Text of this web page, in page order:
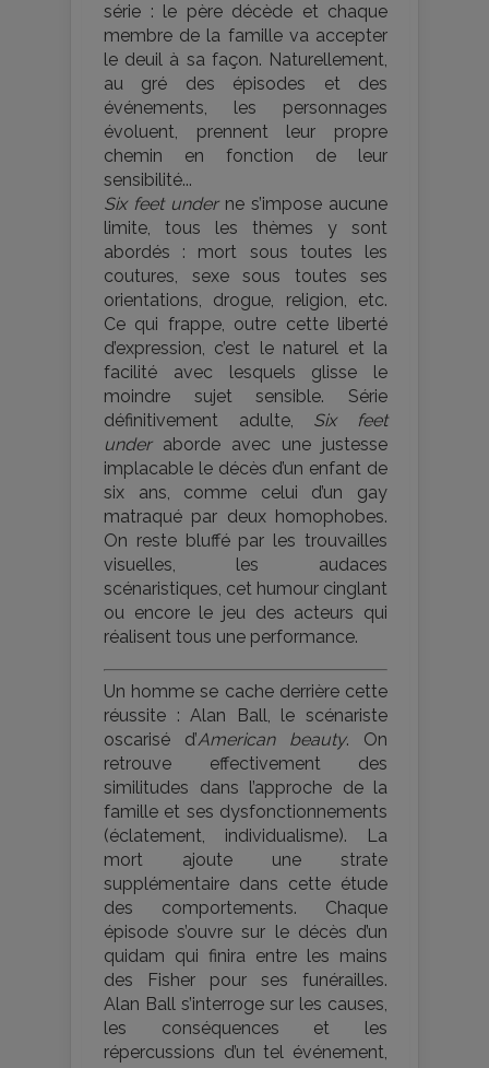
série : le père décède et chaque
membre de la famille va accepter
le deuil à sa façon. Naturellement,
au gré des épisodes et des
événements, les personnages
évoluent, prennent leur propre
chemin en fonction de leur
sensibilité...
Six feet underne s’impose aucune
limite, tous les thèmes y sont
abordés : mort sous toutes les
coutures, sexe sous toutes ses
orientations, drogue, religion, etc.
Ce qui frappe, outre cette liberté
d’expression, c’est le naturel et la
facilité avec lesquels glisse le
moindre sujet sensible. Série
définitivement adulte, Six feet
underaborde avec une justesse
implacable le décès d’un enfant de
six ans, comme celui d’un gay
matraqué par deux homophobes.
On reste bluffé par les trouvailles
visuelles, les audaces
scénaristiques, cet humour cinglant
ou encore le jeu des acteurs qui
réalisent tous une performance.
Un homme se cache derrière cette
réussite : Alan Ball, le scénariste
oscarisé d’American beauty. On
retrouve effectivement des
similitudes dans l’approche de la
famille et ses dysfonctionnements
(éclatement, individualisme). La
mort ajoute une strate
supplémentaire dans cette étude
des comportements. Chaque
épisode s’ouvre sur le décès d’un
quidam qui finira entre les mains
des Fisher pour ses funérailles.
Alan Ball s’interroge sur les causes,
les conséquences et les
répercussions d’un tel événement,